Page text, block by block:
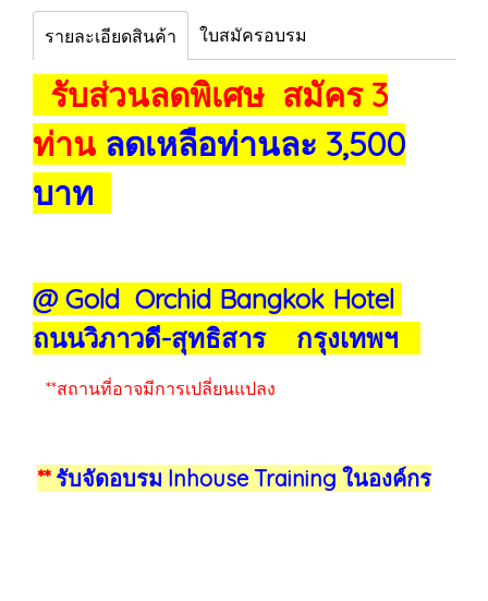
รายละเอียดสินค้า ใบสมัครอบรม
รับส่วนลดพิเศษ สมัคร 3
ท่าน ลดเหลือท่านละ 3,500
บาท
@ Gold Orchid Bangkok Hotel
ถนนวิภาวดี-สุทธิสาร กรุงเทพฯ
**สถานที่อาจมีการเปลี่ยนแปลง
**รับจัดอบรม Inhouse Training ในองค์กร